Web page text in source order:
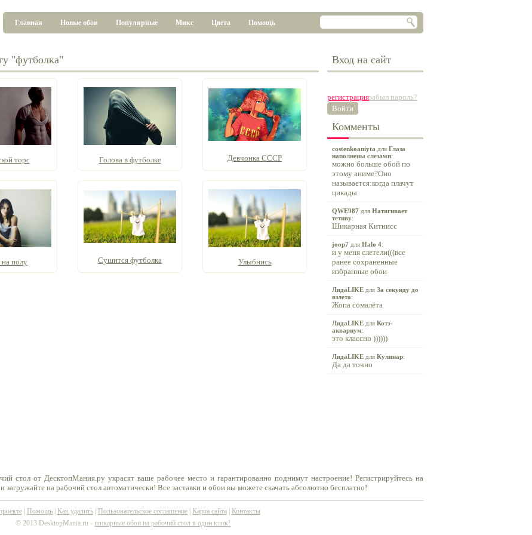
Главная Новые обои Популярные Микс Цвета Помощь
"футболка"
торс Голова в футболке Девчонка СССР
полу Сушится футболка Улыбнись
Вход на сайт
регистрациязабыл пароль?
Войти
Комменты
costenkoaniyta для Глаза
наполнены слезами:
можно больше обой по
этому аниме?Оно
называется:когда плачут
цикады
QWE987 для Натягивает
тетиву:
Шикарная Китнисс
joop7 для Halo 4:
и у меня слетели(((все
ранее сохраненные
избранные обои
ЛидаLIKE для За секунду до
взлета:
Жопа сомалёта
ЛидаLIKE для Котэ-
аквариум:
это классно ))))))
ЛидаLIKE для Кулинар:
Да да точно
стол от ДесктопМания.ру украсят ваше рабочее место и гарантированно поднимут настроение! Регистрируйтесь на
загружайте на рабочий стол автоматически! Все заставки и обои вы можете скачать абсолютно бесплатно!
Помощь Как удалить Пользовательское соглашение Карта сайта
Контакты
© 2013 DesktopMania.ru - шикарные обои на рабочий стол в один клик!